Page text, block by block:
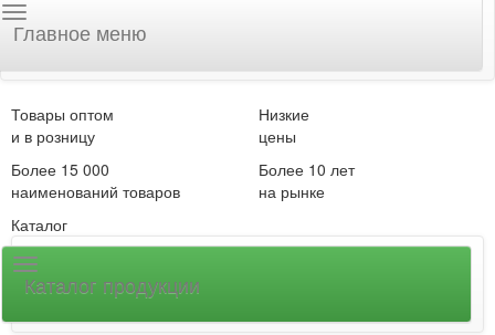
Главное меню
Товары оптом
и в розницу
Низкие
цены
Более 15 000
наименований товаров
Более 10 лет
на рынке
Каталог
Каталог продукции